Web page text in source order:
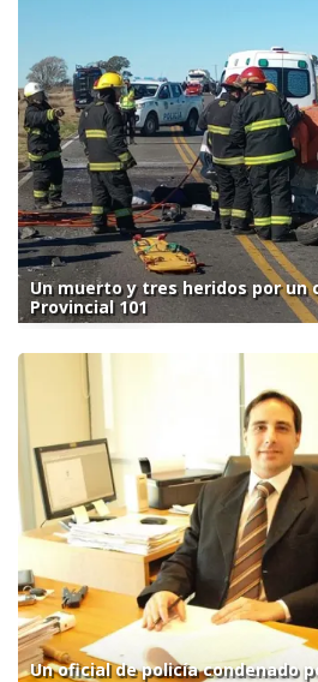
Un muerto y tres heridos por un
Provincial 101
Un oficial de policía condenado